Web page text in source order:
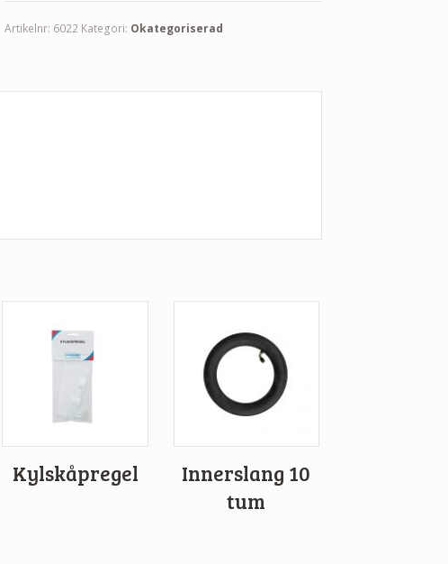
Artikelnr: 6022 Kategori: Okategoriserad
Kylskåpregel
Innerslang 10
tum